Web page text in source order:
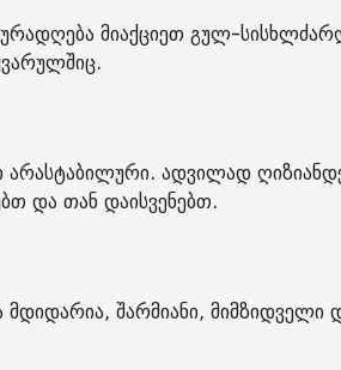
მიაქციეთ გულ-
ადვილად
და თან დაისვენებთ.
მდიდარია, შარმიანი, მიმზიდველი